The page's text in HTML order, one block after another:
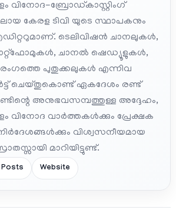
വിനോദ-ബ്രോഡ്കാസ്റ്റിംഗ്
കേരള ടിവി യുടെ സ്ഥാപകനും
ടെലിവിഷൻ ചാനലുകൾ,
ചാനൽ ഷെഡ്യൂളുകൾ,
പുതുക്കലുകൾ എന്നിവ
ചെയ്തുകൊണ്ട് ഏകദേശം രണ്ട്
അനുഭവസമ്പത്തുള്ള അദ്ദേഹം,
വിനോദ വാർത്തകൾക്കും പ്രേക്ഷക
വിശ്വസനീയമായ
മാറിയിട്ടുണ്ട്.
Website